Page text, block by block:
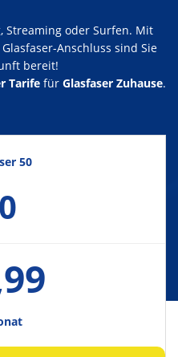
Streaming oder Surfen. Mit
Anschluss sind Sie
bereit!
Tarifefür Glasfaser Zuhause.
50